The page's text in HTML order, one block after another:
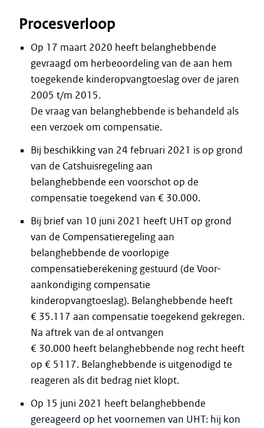
Procesverloop
Op 17 maart 2020 heeft belanghebbende
gevraagd om herbeoordeling van de aan hem
toegekende kinderopvangtoeslag over de jaren
2005 t/m 2015.
De vraag van belanghebbende is behandeld als
een verzoek om compensatie.
Bij beschikking van 24 februari 2021 is op grond
van de Catshuisregeling aan
belanghebbende een voorschot op de
compensatie toegekend van € 30.000.
Bij brief van 10 juni 2021 heeft UHT op grond
van de Compensatieregeling aan
belanghebbende de voorlopige
compensatieberekening gestuurd (de Voor-
aankondiging compensatie
kinderopvangtoeslag). Belanghebbende heeft
€ 35.117 aan compensatie toegekend gekregen.
Na aftrek van de al ontvangen
€ 30.000 heeft belanghebbende nog recht heeft
op € 5117. Belanghebbende is uitgenodigd te
reageren als dit bedrag niet klopt.
Op 15 juni 2021 heeft belanghebbende
gereageerd op het voornemen van UHT: hij kon